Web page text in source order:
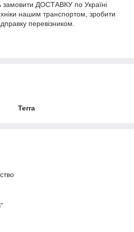
замовити ДОСТАВКУ по Україні
нашим транспортом, зробити
перевізником.
Terra